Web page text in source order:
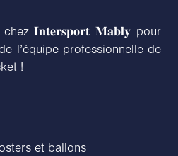
𝐈𝐧𝐭𝐞𝐫𝐬𝐩𝐨𝐫𝐭 𝐌𝐚𝐛𝐥𝐲 pour
l’équipe professionnelle de
!
et ballons